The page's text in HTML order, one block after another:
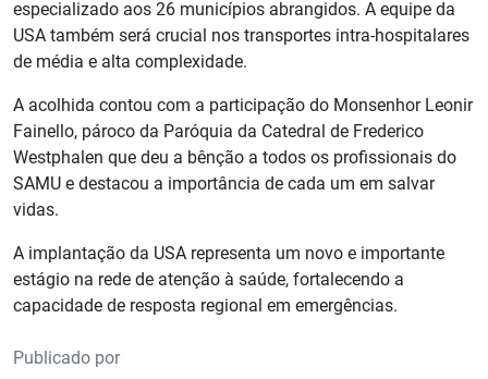
especializado aos 26 municípios abrangidos. A equipe da
USA também será crucial nos transportes intra-hospitalares
de média e alta complexidade.
A acolhida contou com a participação do Monsenhor Leonir
Fainello, pároco da Paróquia da Catedral de Frederico
Westphalen que deu a bênção a todos os profissionais do
SAMU e destacou a importância de cada um em salvar
vidas.
A implantação da USA representa um novo e importante
estágio na rede de atenção à saúde, fortalecendo a
capacidade de resposta regional em emergências.
Publicado por